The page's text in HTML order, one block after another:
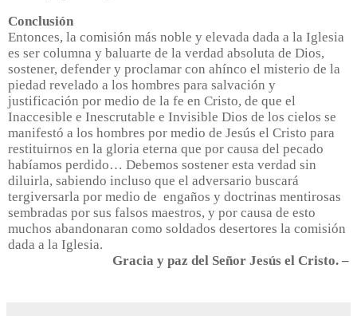
Conclusión
Entonces, la comisión más noble y elevada dada a la Iglesia
es ser columna y baluarte de la verdad absoluta de Dios,
sostener, defender y proclamar con ahínco el misterio de la
piedad revelado a los hombres para salvación y
justificación por medio de la fe en Cristo, de que el
Inaccesible e Inescrutable e Invisible Dios de los cielos se
manifestó a los hombres por medio de Jesús el Cristo para
restituirnos en la gloria eterna que por causa del pecado
habíamos perdido… Debemos sostener esta verdad sin
diluirla, sabiendo incluso que el adversario buscará
tergiversarla por medio de engaños y doctrinas mentirosas
sembradas por sus falsos maestros, y por causa de esto
muchos abandonaran como soldados desertores la comisión
dada a la Iglesia.
Gracia y paz del Señor Jesús el Cristo. –